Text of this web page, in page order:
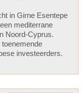
in Girne Esentepe
mediterrane
Noord-Cyprus.
investeerders.